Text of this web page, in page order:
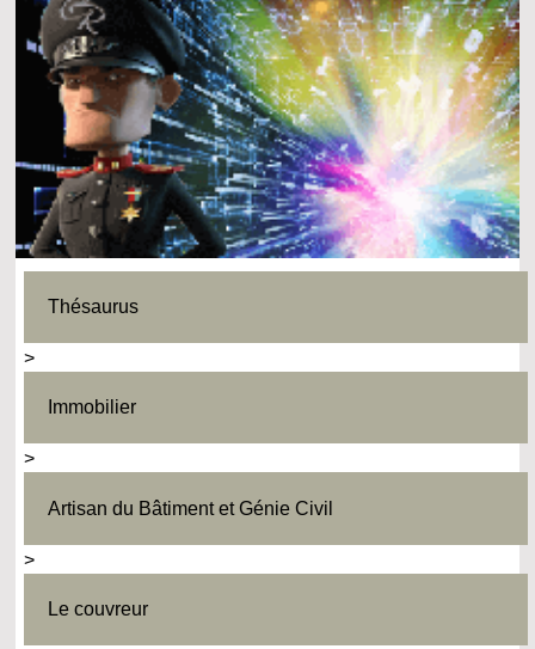
Thésaurus
>
Immobilier
>
Artisan du Bâtiment et Génie Civil
>
Le couvreur